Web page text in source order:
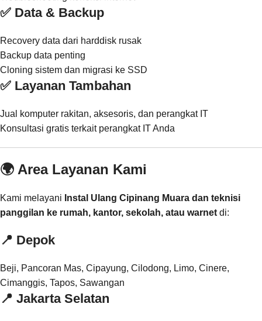
✅ Data & Backup
Recovery data dari harddisk rusak
Backup data penting
Cloning sistem dan migrasi ke SSD
✅ Layanan Tambahan
Jual komputer rakitan, aksesoris, dan perangkat IT
Konsultasi gratis terkait perangkat IT Anda
🌍 Area Layanan Kami
Kami melayani Instal Ulang Cipinang Muara dan teknisi
panggilan ke rumah, kantor, sekolah, atau warnet di:
📍 Depok
Beji, Pancoran Mas, Cipayung, Cilodong, Limo, Cinere,
Cimanggis, Tapos, Sawangan
📍 Jakarta Selatan